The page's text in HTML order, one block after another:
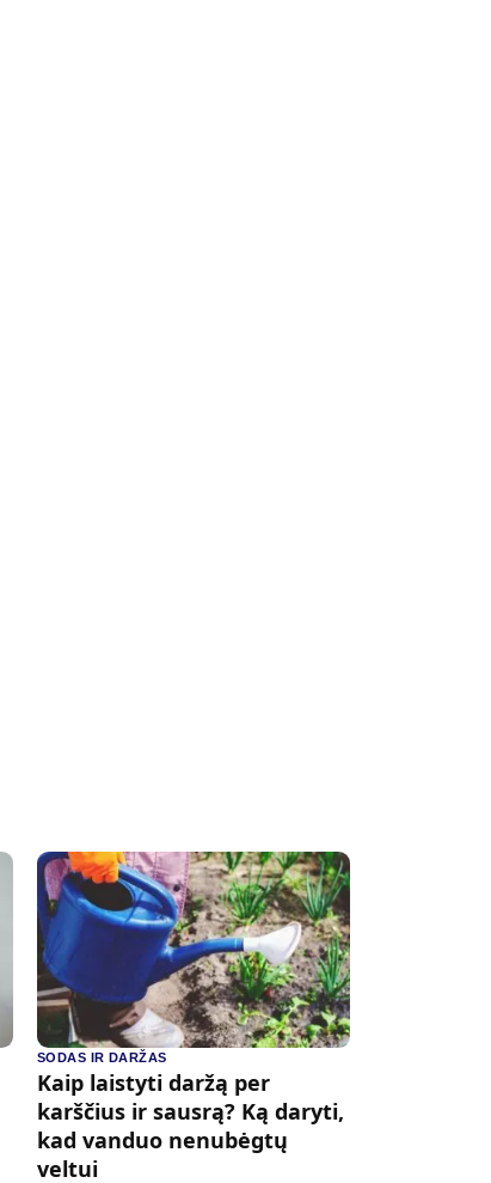
SODAS IR DARŽAS
Kaip laistyti daržą per
karščius ir sausrą? Ką daryti,
kad vanduo nenubėgtų
veltui